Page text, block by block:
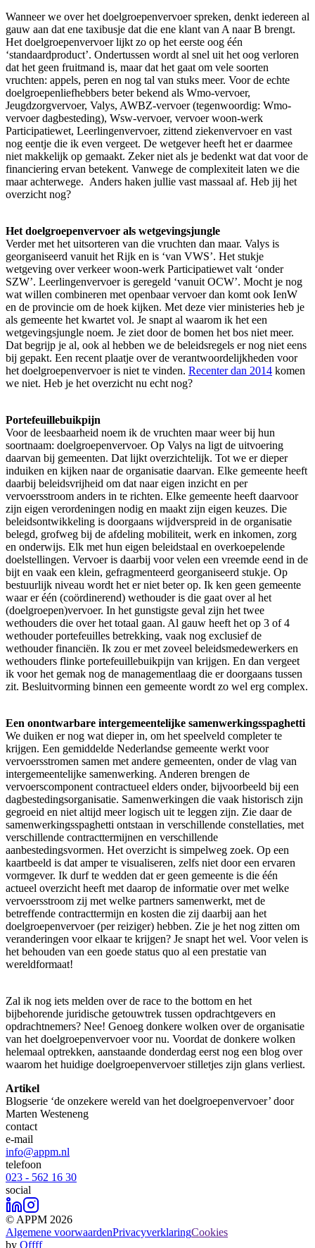
Wanneer we over het doelgroepenvervoer spreken, denkt iedereen al
gauw aan dat ene taxibusje dat die ene klant van A naar B brengt.
Het doelgroepenvervoer lijkt zo op het eerste oog één
‘standaardproduct’. Ondertussen wordt al snel uit het oog verloren
dat het geen fruitmand is, maar dat het gaat om vele soorten
vruchten: appels, peren en nog tal van stuks meer. Voor de echte
doelgroepenliefhebbers beter bekend als Wmo-vervoer,
Jeugdzorgvervoer, Valys, AWBZ-vervoer (tegenwoordig: Wmo-
vervoer dagbesteding), Wsw-vervoer, vervoer woon-werk
Participatiewet, Leerlingenvervoer, zittend ziekenvervoer en vast
nog eentje die ik even vergeet. De wetgever heeft het er daarmee
niet makkelijk op gemaakt. Zeker niet als je bedenkt wat dat voor de
financiering ervan betekent. Vanwege de complexiteit laten we die
maar achterwege. Anders haken jullie vast massaal af. Heb jij het
overzicht nog?
Het doelgroepenvervoer als wetgevingsjungle
Verder met het uitsorteren van die vruchten dan maar. Valys is
georganiseerd vanuit het Rijk en is ‘van VWS’. Het stukje
wetgeving over verkeer woon-werk Participatiewet valt ‘onder
SZW’. Leerlingenvervoer is geregeld ‘vanuit OCW’. Mocht je nog
wat willen combineren met openbaar vervoer dan komt ook IenW
en de provincie om de hoek kijken. Met deze vier ministeries heb je
als gemeente het kwartet vol. Je snapt al waarom ik het een
wetgevingsjungle noem. Je ziet door de bomen het bos niet meer.
Dat begrijp je al, ook al hebben we de beleidsregels er nog niet eens
bij gepakt. Een recent plaatje over de verantwoordelijkheden voor
het doelgroepenvervoer is niet te vinden. Recenter dan 2014 komen
we niet. Heb je het overzicht nu echt nog?
Portefeuillebuikpijn
Voor de leesbaarheid noem ik de vruchten maar weer bij hun
soortnaam: doelgroepenvervoer. Op Valys na ligt de uitvoering
daarvan bij gemeenten. Dat lijkt overzichtelijk. Tot we er dieper
induiken en kijken naar de organisatie daarvan. Elke gemeente heeft
daarbij beleidsvrijheid om dat naar eigen inzicht en per
vervoersstroom anders in te richten. Elke gemeente heeft daarvoor
zijn eigen verordeningen nodig en maakt zijn eigen keuzes. Die
beleidsontwikkeling is doorgaans wijdverspreid in de organisatie
belegd, grofweg bij de afdeling mobiliteit, werk en inkomen, zorg
en onderwijs. Elk met hun eigen beleidstaal en overkoepelende
doelstellingen. Vervoer is daarbij voor velen een vreemde eend in de
bijt en vaak een klein, gefragmenteerd georganiseerd stukje. Op
bestuurlijk niveau wordt het er niet beter op. Ik ken geen gemeente
waar er één (coördinerend) wethouder is die gaat over al het
(doelgroepen)vervoer. In het gunstigste geval zijn het twee
wethouders die over het totaal gaan. Al gauw heeft het op 3 of 4
wethouder portefeuilles betrekking, vaak nog exclusief de
wethouder financiën. Ik zou er met zoveel beleidsmedewerkers en
wethouders flinke portefeuillebuikpijn van krijgen. En dan vergeet
ik voor het gemak nog de managementlaag die er doorgaans tussen
zit. Besluitvorming binnen een gemeente wordt zo wel erg complex.
Een onontwarbare intergemeentelijke samenwerkingsspaghetti
We duiken er nog wat dieper in, om het speelveld completer te
krijgen. Een gemiddelde Nederlandse gemeente werkt voor
vervoersstromen samen met andere gemeenten, onder de vlag van
intergemeentelijke samenwerking. Anderen brengen de
vervoerscomponent contractueel elders onder, bijvoorbeeld bij een
dagbestedingsorganisatie. Samenwerkingen die vaak historisch zijn
gegroeid en niet altijd meer logisch uit te leggen zijn. Zie daar de
samenwerkingsspaghetti ontstaan in verschillende constellaties, met
verschillende contracttermijnen en verschillende
aanbestedingsvormen. Het overzicht is simpelweg zoek. Op een
kaartbeeld is dat amper te visualiseren, zelfs niet door een ervaren
vormgever. Ik durf te wedden dat er geen gemeente is die één
actueel overzicht heeft met daarop de informatie over met welke
vervoersstroom zij met welke partners samenwerkt, met de
betreffende contracttermijn en kosten die zij daarbij aan het
doelgroepenvervoer (per reiziger) hebben. Zie je het nog zitten om
veranderingen voor elkaar te krijgen? Je snapt het wel. Voor velen is
het behouden van een goede status quo al een prestatie van
wereldformaat!
Zal ik nog iets melden over de race to the bottom en het
bijbehorende juridische getouwtrek tussen opdrachtgevers en
opdrachtnemers? Nee! Genoeg donkere wolken over de organisatie
van het doelgroepenvervoer voor nu. Voordat de donkere wolken
helemaal optrekken, aanstaande donderdag eerst nog een blog over
waarom het huidige doelgroepenvervoer stilletjes zijn glans verliest.
Artikel
Blogserie ‘de onzekere wereld van het doelgroepenvervoer’ door
Marten Westeneng
contact
e-mail
info@appm.nl
telefoon
023 - 562 16 30
social
© APPM 2026
Algemene voorwaardenPrivacyverklaringCookies
by Offff